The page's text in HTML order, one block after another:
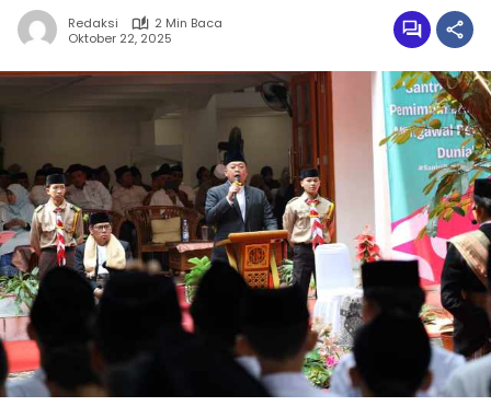
Redaksi
2 Min Baca
Oktober 22, 2025